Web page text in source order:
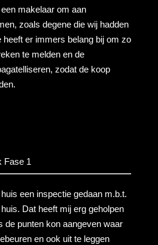
makelaar om aan
zoals degene die wij hadden
heeft er immers belang bij om zo
te melden en de
zodat de koop
Fase 1
een inspectie gedaan m.b.t.
Dat heeft mij erg geholpen
de punten kon aangeven waar
en ook uit te leggen